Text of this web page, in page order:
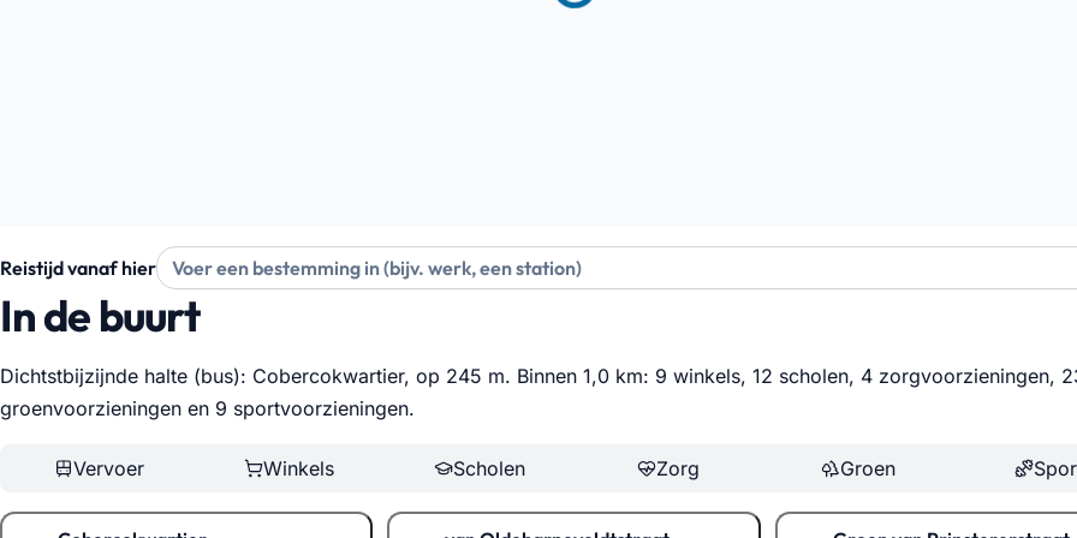
Reistijd vanaf hier
In de buurt
Dichtstbijzijnde halte (bus): Cobercokwartier, op 245 m. Binnen 1,0 km: 9 winkels, 12 scholen, 4 zorgvoorzieningen,
groenvoorzieningen en 9 sportvoorzieningen.
Vervoer Winkels Scholen Zorg Groen